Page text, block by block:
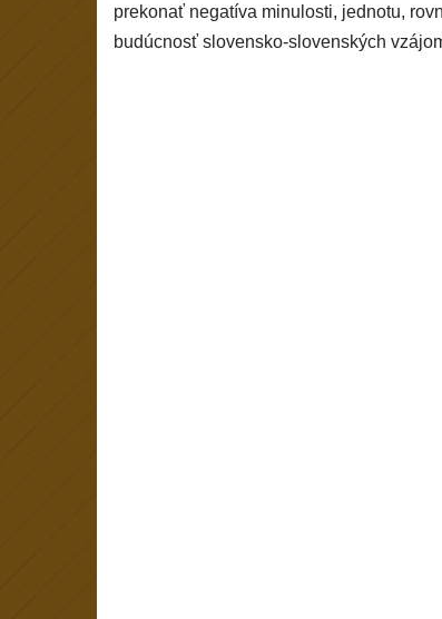
prekonať negatíva minulosti, jednotu,
budúcnosť slovensko-slovenských